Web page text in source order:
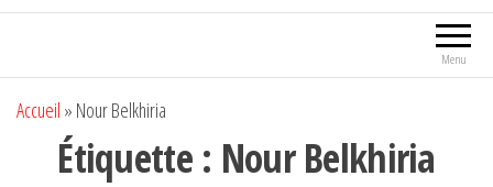
Menu
Accueil » Nour Belkhiria
Étiquette : Nour Belkhiria